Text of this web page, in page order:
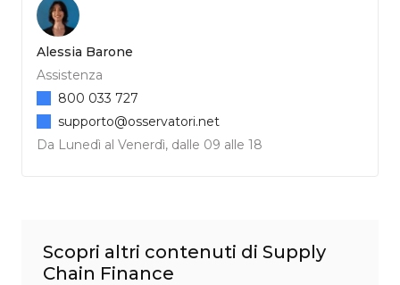
Alessia Barone
Assistenza
Da Lunedì al Venerdì, dalle 09 alle 18
800 033 727
supporto@osservatori.net
Scopri altri contenuti di Supply
Chain Finance